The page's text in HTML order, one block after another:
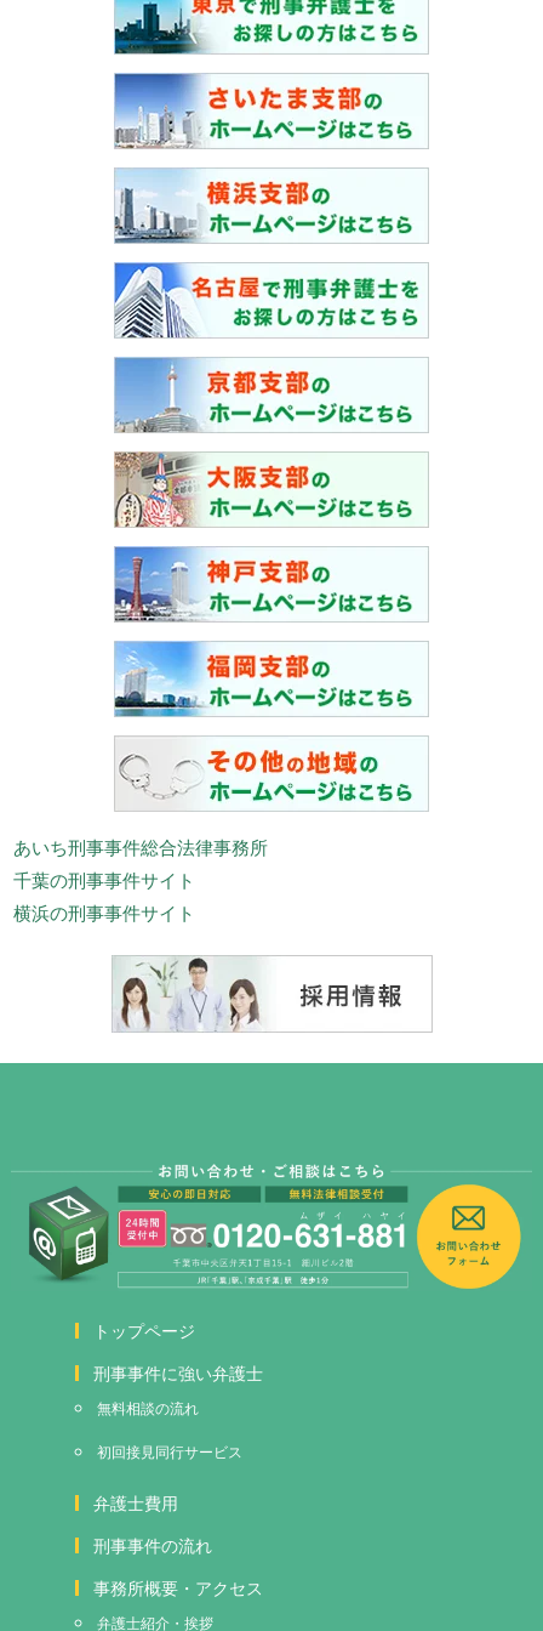
あいち刑事事件総合法律事務所
千葉の刑事事件サイト
横浜の刑事事件サイト
トップページ
刑事事件に強い弁護士
無料相談の流れ
初回接見 同行サービス
弁護士費用
刑事事件の流れ
事務所概要・アクセス
弁護士紹介・挨拶